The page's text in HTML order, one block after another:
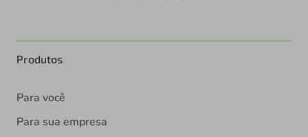
Produtos
Para você
Para sua empresa